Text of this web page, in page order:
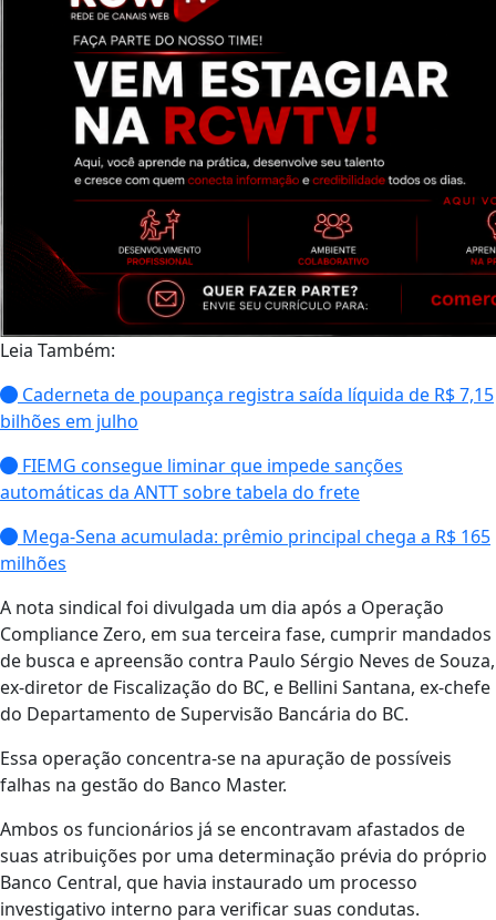
Leia Também:
Caderneta de poupança registra saída líquida de R$ 7,15
bilhões em julho
FIEMG consegue liminar que impede sanções
automáticas da ANTT sobre tabela do frete
Mega-Sena acumulada: prêmio principal chega a R$ 165
milhões
A nota sindical foi divulgada um dia após a Operação
Compliance Zero, em sua terceira fase, cumprir mandados
de busca e apreensão contra Paulo Sérgio Neves de Souza,
ex-diretor de Fiscalização do BC, e Bellini Santana, ex-chefe
do Departamento de Supervisão Bancária do BC.
Essa operação concentra-se na apuração de possíveis
falhas na gestão do Banco Master.
Ambos os funcionários já se encontravam afastados de
suas atribuições por uma determinação prévia do próprio
Banco Central, que havia instaurado um processo
investigativo interno para verificar suas condutas.